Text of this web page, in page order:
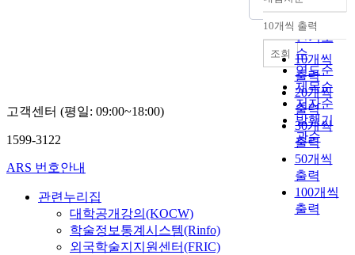
정확도
순
인기도
순
연도순
제목순
저자순
발행기
관순
내림차순
10개씩 출력
10개씩
출력
20개씩
출력
30개씩
출력
50개씩
출력
100개씩
출력
조회
고객센터 (평일: 09:00~18:00)
1599-3122
ARS 번호안내
관련누리집
대학공개강의(KOCW)
학술정보통계시스템(Rinfo)
외국학술지지원센터(FRIC)